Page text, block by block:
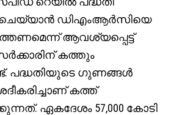
ഡിഎംആർസിയെ
ആവശ്യപ്പെട്ട്
കത്തും
പദ്ധതിയുടെ ഗുണങ്ങൾ
കത്ത്
ഏകദേശം 57,000 കോടി